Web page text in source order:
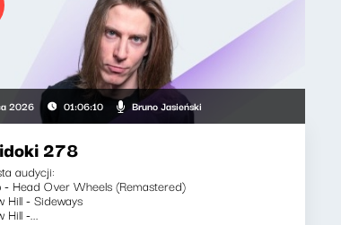
2026 01:06:10 Bruno Jasieński
278
audycji:
- Head Over Wheels (Remastered)
Hill - Sideways
Hill -...